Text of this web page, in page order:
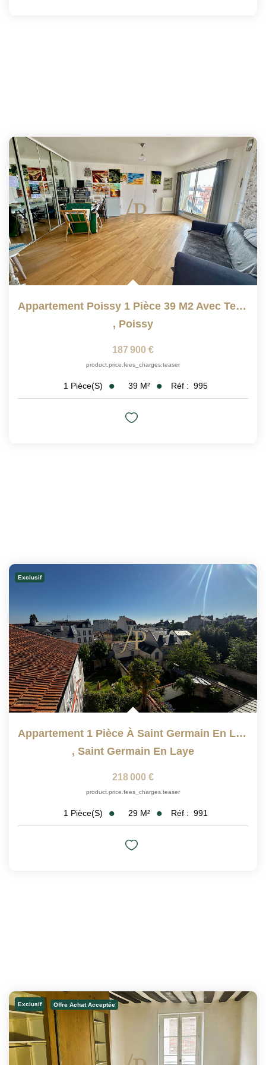
Appartement Poissy 1 Pièce 39 M2 Avec Terrasse De 12m²
, Poissy
187 900 €
product.price.fees_charges.teaser
1 Pièce(s) 39 M² Réf : 995
Exclusif
Appartement 1 Pièce À Saint Germain En Laye - Dernier...
, Saint Germain En Laye
218 000 €
product.price.fees_charges.teaser
1 Pièce(s) 29 M² Réf : 991
Exclusif Offre Achat Acceptée